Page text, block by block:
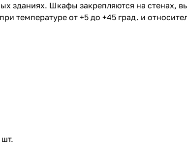
зданиях. Шкафы закрепляются на стенах,
температуре от +5 до +45 град. и